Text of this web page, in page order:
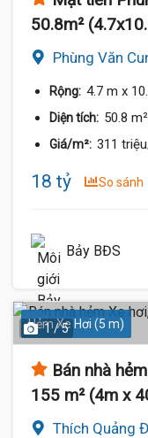
50.8m²
Phùng Văn
Rộng: 4.7 m x
Diện tích: 50.8 m²
Giá/m²: 311
18 tỷ So sánh
Bảy BĐS
Hẻm Xe Hơi (5 m)
1 / 5
Bán nhà
155 m² (4m x
Thích Quảng